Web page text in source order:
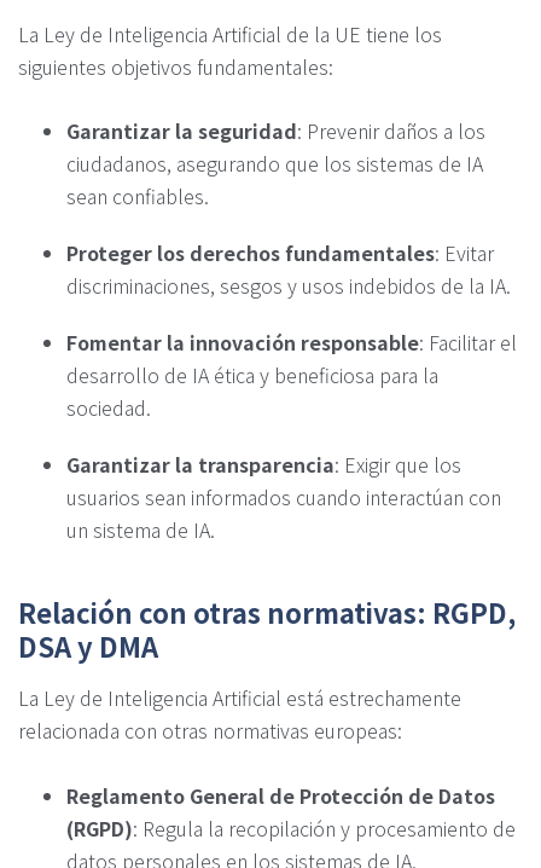
La Ley de Inteligencia Artificial de la UE tiene los
siguientes objetivos fundamentales:
Garantizar la seguridad: Prevenir daños a los
ciudadanos, asegurando que los sistemas de IA
sean confiables.
Proteger los derechos fundamentales: Evitar
discriminaciones, sesgos y usos indebidos de la IA.
Fomentar la innovación responsable: Facilitar el
desarrollo de IA ética y beneficiosa para la
sociedad.
Garantizar la transparencia: Exigir que los
usuarios sean informados cuando interactúan con
un sistema de IA.
Relación con otras normativas: RGPD,
DSA y DMA
La Ley de Inteligencia Artificial está estrechamente
relacionada con otras normativas europeas:
Reglamento General de Protección de Datos
(RGPD): Regula la recopilación y procesamiento de
datos personales en los sistemas de IA.